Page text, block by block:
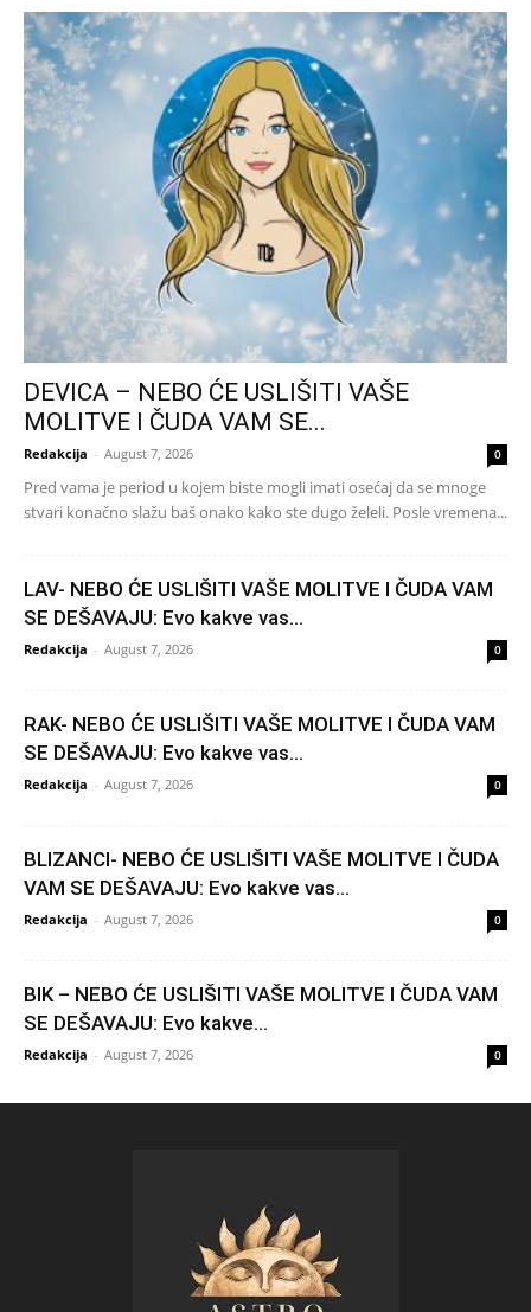
DEVICA – NEBO ĆE USLIŠITI VAŠE
MOLITVE I ČUDA VAM SE...
Redakcija - August 7, 2026 0
Pred vama je period u kojem biste mogli imati osećaj da se mnoge
stvari konačno slažu baš onako kako ste dugo želeli. Posle vremena...
LAV- NEBO ĆE USLIŠITI VAŠE MOLITVE I ČUDA VAM
SE DEŠAVAJU: Evo kakve vas...
Redakcija - August 7, 2026 0
RAK- NEBO ĆE USLIŠITI VAŠE MOLITVE I ČUDA VAM
SE DEŠAVAJU: Evo kakve vas...
Redakcija - August 7, 2026 0
BLIZANCI- NEBO ĆE USLIŠITI VAŠE MOLITVE I ČUDA
VAM SE DEŠAVAJU: Evo kakve vas...
Redakcija - August 7, 2026 0
BIK – NEBO ĆE USLIŠITI VAŠE MOLITVE I ČUDA VAM
SE DEŠAVAJU: Evo kakve...
Redakcija - August 7, 2026 0